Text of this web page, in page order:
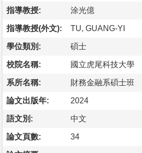
指導教授: 涂光億
指導教授(外文): TU, GUANG-YI
學位類別: 碩士
校院名稱: 國立虎尾科技大學
系所名稱: 財務金融系碩士班
論文出版年: 2024
語文別: 中文
論文頁數: 34